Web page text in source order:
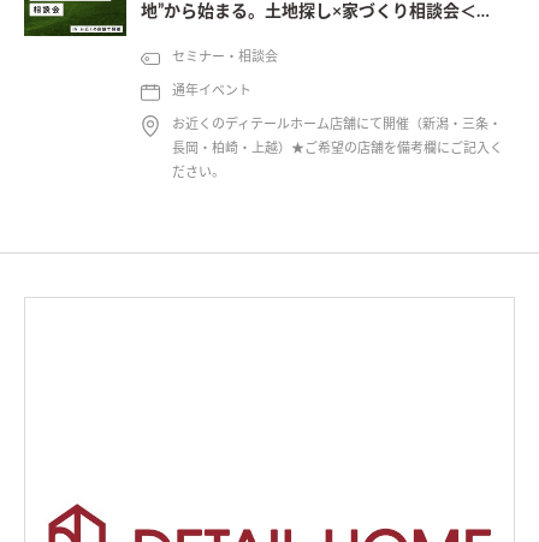
地”から始まる。土地探し×家づくり相談会＜予
セミナー・相談会
通年イベント
お近くのディテールホーム店舗にて開催（新潟・三条・
長岡・柏崎・上越）★ご希望の店舗を備考欄にご記入く
ださい。